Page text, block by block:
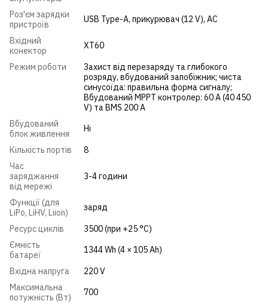
Роз'єм зарядки
пристроїв
USB Type-A, прикурювач (12 V), AC
Вхідний
конектор
XT60
Режим роботи
Захист від перезаряду та глибокого
розряду, вбудований запобіжник; чиста
синусоїда: правильна форма сигналу;
Вбудований MPPT контролер: 60 A (40 450
V) та BMS 200 A
Вбудований
блок живлення
Ні
Кількість портів
8
Час
заряджання
від мережі
3-4 години
Функції (для
LiPo, LiHV, Liion)
заряд
Ресурс циклів
3500 (при +25 °C)
Ємність
батареї
1344 Wh (4 × 105 Ah)
Вхідна напруга
220 V
Максимальна
потужність (Вт)
700